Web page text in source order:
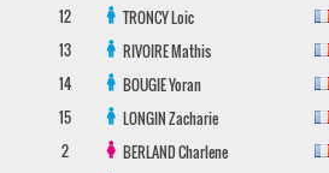
12
TRONCYLoic
13
RIVOIREMathis
14
BOUGIEYoran
15
LONGINZacharie
2
BERLANDCharlene